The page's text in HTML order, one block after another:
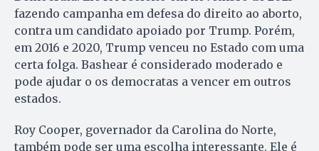
fazendo campanha em defesa do direito ao aborto,
contra um candidato apoiado por Trump. Porém,
em 2016 e 2020, Trump venceu no Estado com uma
certa folga. Bashear é considerado moderado e
pode ajudar o os democratas a vencer em outros
estados.
Roy Cooper, governador da Carolina do Norte,
também pode ser uma escolha interessante. Ele é